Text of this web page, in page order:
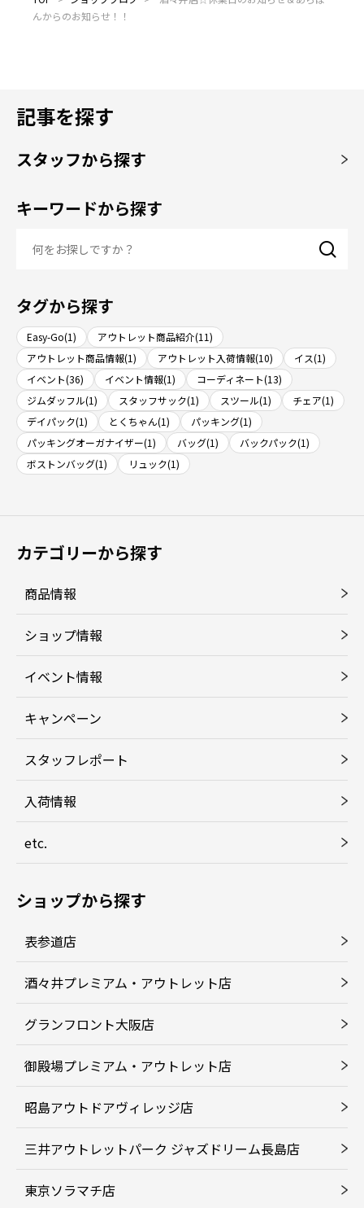
んからのお知らせ！！
記事を探す
スタッフから探す
キーワードから探す
タグから探す
Easy-Go(1)
アウトレット商品紹介(11)
アウトレット商品情報(1)
アウトレット入荷情報(10)
イス(1)
イベント(36)
イベント情報(1)
コーディネート(13)
ジムダッフル(1)
スタッフサック(1) スツール(1)
チェア(1)
デイパック(1)
とくちゃん(1)
パッキング(1)
パッキングオーガナイザー(1)
バッグ(1)
バックパック(1)
ボストンバッグ(1)
リュック(1)
カテゴリーから探す
商品情報
ショップ情報
イベント情報
キャンペーン
スタッフレポート
入荷情報
etc.
ショップから探す
表参道店
酒々井プレミアム・アウトレット店
グランフロント大阪店
御殿場プレミアム・アウトレット店
昭島アウトドアヴィレッジ店
三井アウトレットパーク ジャズドリーム長島店
東京ソラマチ店